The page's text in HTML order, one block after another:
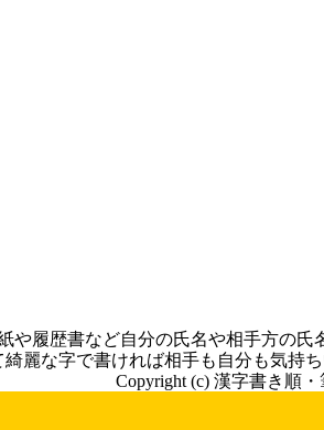
や履歴書など自分の氏名や相手方の
麗な字で書ければ相手も自分も気持
Copyright (c) 漢字書き順